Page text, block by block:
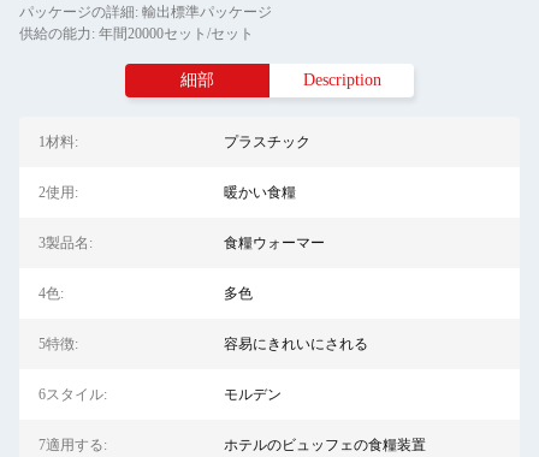
パッケージの詳細: 輸出標準パッケージ
供給の能力: 年間20000セット/セット
細部 Description
1材料: プラスチック
2使用: 暖かい食糧
3製品名: 食糧ウォーマー
4色: 多色
5特徴: 容易にきれいにされる
6スタイル: モルデン
7適用する: ホテルのビュッフェの食糧装置